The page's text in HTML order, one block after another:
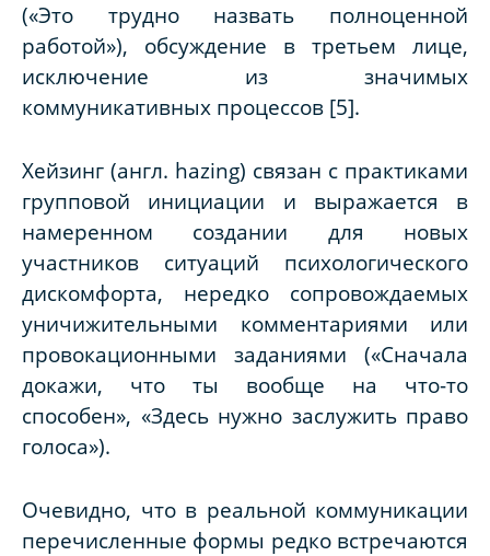
(«Это трудно назвать полноценной
работой»), обсуждение в третьем лице,
исключение из значимых
коммуникативных процессов [5].
Хейзинг (англ. hazing) связан с практиками
групповой инициации и выражается в
намеренном создании для новых
участников ситуаций психологического
дискомфорта, нередко сопровождаемых
уничижительными комментариями или
провокационными заданиями («Сначала
докажи, что ты вообще на что-то
способен», «Здесь нужно заслужить право
голоса»).
Очевидно, что в реальной коммуникации
перечисленные формы редко встречаются